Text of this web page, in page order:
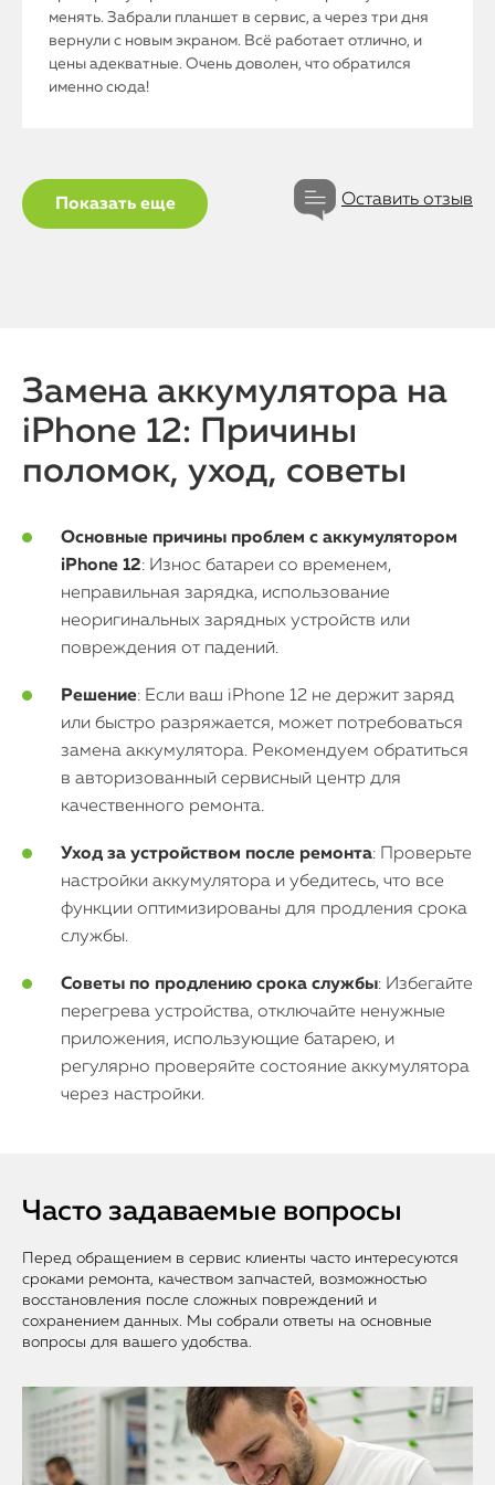
iPad
iMac
Mac Mini
О нас
Контакты
Статьи
менять. Забрали планшет в сервис, а через три дня
вернули с новым экраном. Всё работает отлично, и
цены адекватные. Очень доволен, что обратился
именно сюда!
Показать еще Оставить отзыв
Замена аккумулятора на
iPhone 12: Причины
поломок, уход, советы
Основные причины проблем с аккумулятором
iPhone 12: Износ батареи со временем,
неправильная зарядка, использование
неоригинальных зарядных устройств или
повреждения от падений.
Решение: Если ваш iPhone 12 не держит заряд
или быстро разряжается, может потребоваться
замена аккумулятора. Рекомендуем обратиться
в авторизованный сервисный центр для
качественного ремонта.
Уход за устройством после ремонта: Проверьте
настройки аккумулятора и убедитесь, что все
функции оптимизированы для продления срока
службы.
Советы по продлению срока службы: Избегайте
перегрева устройства, отключайте ненужные
приложения, использующие батарею, и
регулярно проверяйте состояние аккумулятора
через настройки.
Часто задаваемые вопросы
Перед обращением в сервис клиенты часто интересуются
сроками ремонта, качеством запчастей, возможностью
восстановления после сложных повреждений и
сохранением данных. Мы собрали ответы на основные
вопросы для вашего удобства.